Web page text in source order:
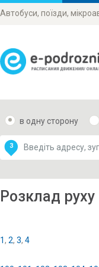
Автобуси, поїзди,
в одну сторону
З
Data CC-BY-SA
by
OpenStreetMap
Розклад
1, 2, 3, 4